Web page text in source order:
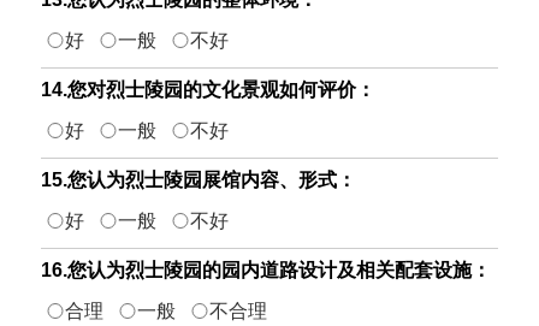
好
一般 不好
14.您对烈士陵园的文化景观如何评价：
好
一般 不好
15.您认为烈士陵园展馆内容、形式：
好
一般 不好
16.您认为烈士陵园的园内道路设计及相关配套设施：
合理
一般 不合理